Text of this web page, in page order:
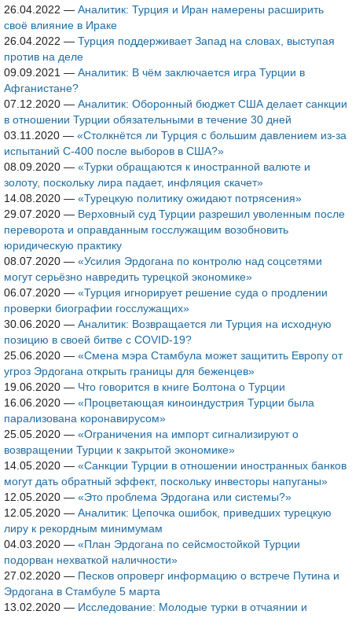
26.04.2022 — Аналитик: Турция и Иран намерены расширить
своё влияние в Ираке
26.04.2022 — Турция поддерживает Запад на словах, выступая
против на деле
09.09.2021 — Аналитик: В чём заключается игра Турции в
Афганистане?
07.12.2020 — Аналитик: Оборонный бюджет США делает санкции
в отношении Турции обязательными в течение 30 дней
03.11.2020 — «Столкнётся ли Турция с большим давлением из-за
испытаний С-400 после выборов в США?»
08.09.2020 — «Турки обращаются к иностранной валюте и
золоту, поскольку лира падает, инфляция скачет»
14.08.2020 — «Турецкую политику ожидают потрясения»
29.07.2020 — Верховный суд Турции разрешил уволенным после
переворота и оправданным госслужащим возобновить
юридическую практику
08.07.2020 — «Усилия Эрдогана по контролю над соцсетями
могут серьёзно навредить турецкой экономике»
06.07.2020 — «Турция игнорирует решение суда о продлении
проверки биографии госслужащих»
30.06.2020 — Аналитик: Возвращается ли Турция на исходную
позицию в своей битве с COVID-19?
25.06.2020 — «Смена мэра Стамбула может защитить Европу от
угроз Эрдогана открыть границы для беженцев»
19.06.2020 — Что говорится в книге Болтона о Турции
16.06.2020 — «Процветающая киноиндустрия Турции была
парализована коронавирусом»
25.05.2020 — «Ограничения на импорт сигнализируют о
возвращении Турции к закрытой экономике»
14.05.2020 — «Санкции Турции в отношении иностранных банков
могут дать обратный эффект, поскольку инвесторы напуганы»
12.05.2020 — «Это проблема Эрдогана или системы?»
12.05.2020 — Аналитик: Цепочка ошибок, приведших турецкую
лиру к рекордным минимумам
04.03.2020 — «План Эрдогана по сейсмостойкой Турции
подорван нехваткой наличности»
27.02.2020 — Песков опроверг информацию о встрече Путина и
Эрдогана в Стамбуле 5 марта
13.02.2020 — Исследование: Молодые турки в отчаянии и